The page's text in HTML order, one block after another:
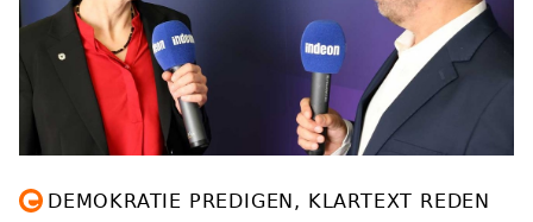
DEMOKRATIE PREDIGEN, KLARTEXT REDEN